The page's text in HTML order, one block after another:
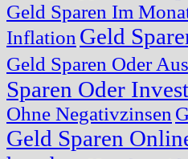
Geld Sparen Im
Inflation Geld
Geld Sparen Oder
Sparen Oder
Ohne Negativzinsen
Geld Sparen